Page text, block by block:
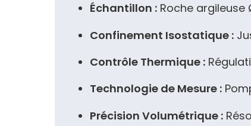
Échantillon :Roche argileuse
Confinement Isostatique :
Contrôle Thermique :
Technologie de Mesure :
Précision Volumétrique :